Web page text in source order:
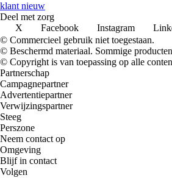
klant nieuw
Deel met zorg
X
Facebook Instagram
© Commercieel gebruik niet toegestaan.
© Beschermd materiaal. Sommige
© Copyright is van toepassing op alle
Partnerschap
Campagnepartner
Advertentiepartner
Verwijzingspartner
Steeg
Perszone
Neem contact op
Omgeving
Blijf in contact
Volgen